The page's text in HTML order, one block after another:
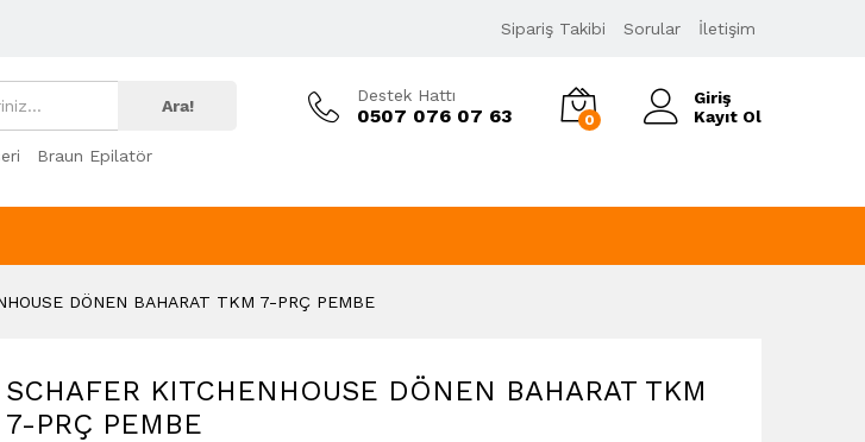
Sipariş Takibi Sorular İletişim
Ara!
Braun Epilatör
Destek Hattı
0507 076 07 63 0
Giriş
Kayıt Ol
DÖNEN BAHARAT TKM 7-PRÇ PEMBE
SCHAFER KITCHENHOUSE DÖNEN BAHARAT TKM
7-PRÇ PEMBE
249,00